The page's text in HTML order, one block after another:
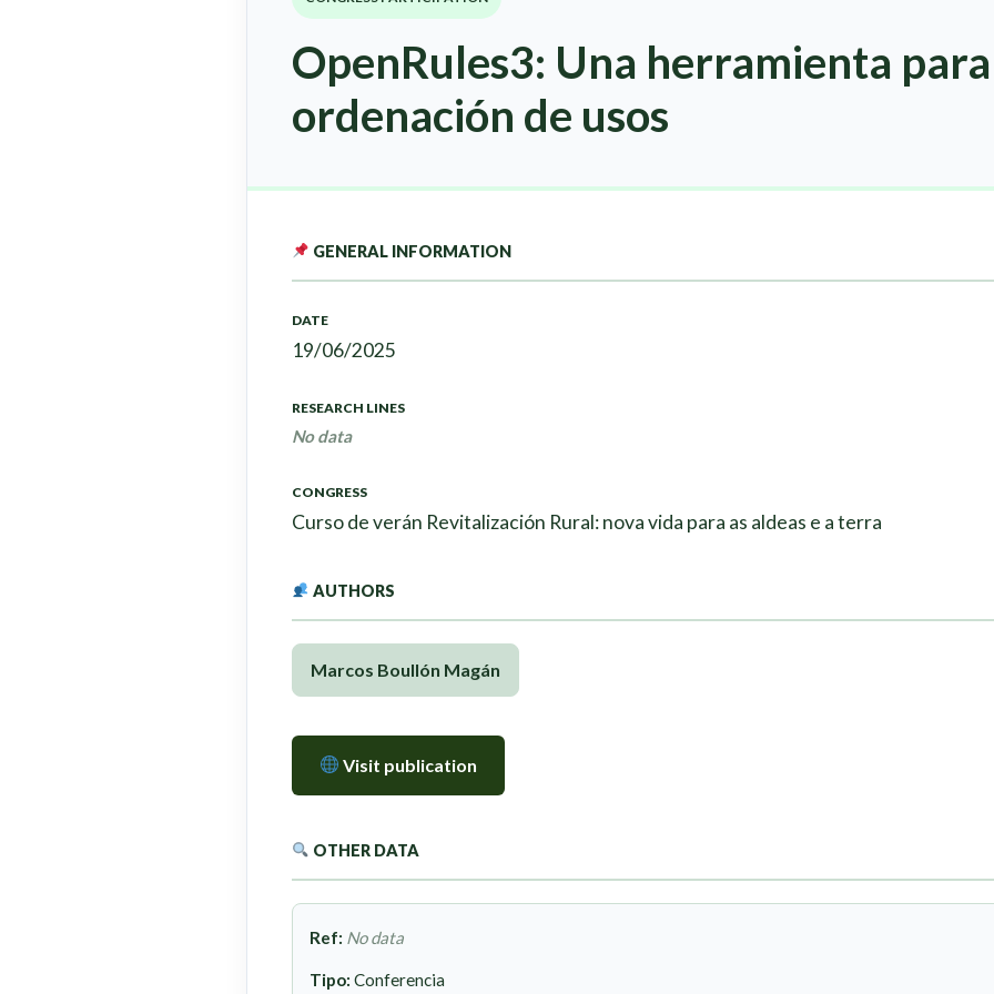
OpenRules3: Una herramienta
ordenación de usos
GENERAL INFORMATION
DATE
19/06/2025
RESEARCH LINES
No data
CONGRESS
Curso de verán Revitalización Rural: nova vida para as aldeas e a terra
AUTHORS
Marcos Boullón Magán
Visit publication
OTHER DATA
Ref: No data
Tipo: Conferencia